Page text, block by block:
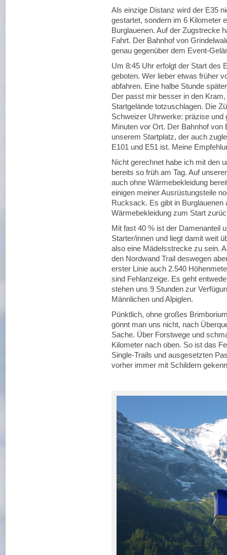
Als einzige Distanz wird der E35
gestartet, sondern im 6 Kilometer
Burglauenen. Auf der Zugstrecke
Fahrt. Der Bahnhof von
genau gegenüber dem Event-
Um 8:45 Uhr erfolgt der Start des
geboten. Wer lieber etwas früher
abfahren. Eine halbe Stunde
Der passt mir besser in den
Startgelände totzuschlagen. Die
Schweizer Uhrwerke: präzise und
Minuten vor Ort. Der Bahnhof von
unserem Startplatz, der auch
E101 und E51 ist. Meine
Nicht gerechnet habe ich mit den
bereits so früh am Tag. Auf
auch ohne Wärmebekleidung
einigen meiner Ausrüstungsteile
Rucksack. Es gibt in Burglauenen
Wärmebekleidung zum Start
Mit fast 40 % ist der Damenanteil
Starter/innen und liegt damit weit
also eine Mädelsstrecke zu sein.
den Nordwand Trail deswegen
erster Linie auch 2.540
sind Fehlanzeige. Es geht
stehen uns 9 Stunden zur
Männlichen und Alpiglen.
Pünktlich, ohne großes
gönnt man uns nicht, nach
Sache. Über Forstwege und
Kilometer nach oben. So ist das
Single-Trails und ausgesetzten
vorher immer mit Schildern